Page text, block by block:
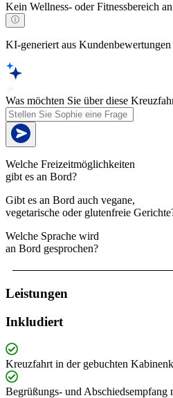
Kein Wellness- oder Fitnessbereich
KI-generiert aus Kundenbewertungen
Was möchten Sie über diese
Welche Freizeitmöglichkeiten
gibt es an Bord?
Gibt es an Bord auch vegane,
vegetarische oder glutenfreie
Welche Sprache wird
an Bord gesprochen?
Leistungen
Inkludiert
Kreuzfahrt in der gebuchten
Begrüßungs- und Abschiedsempfang